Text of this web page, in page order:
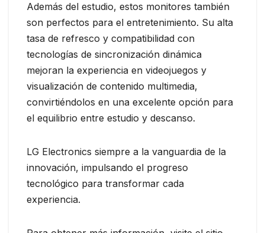
Además del estudio, estos monitores también
son perfectos para el entretenimiento. Su alta
tasa de refresco y compatibilidad con
tecnologías de sincronización dinámica
mejoran la experiencia en videojuegos y
visualización de contenido multimedia,
convirtiéndolos en una excelente opción para
el equilibrio entre estudio y descanso.
LG Electronics siempre a la vanguardia de la
innovación, impulsando el progreso
tecnológico para transformar cada
experiencia.